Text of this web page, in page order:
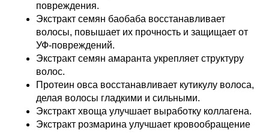
повреждения.
Экстракт семян баобаба восстанавливает
волосы, повышает их прочность и защищает от
УФ-повреждений.
Экстракт семян амаранта укрепляет структуру
волос.
Протеин овса восстанавливает кутикулу волоса,
делая волосы гладкими и сильными.
Экстракт хвоща улучшает выработку коллагена.
Экстракт розмарина улучшает кровообращение